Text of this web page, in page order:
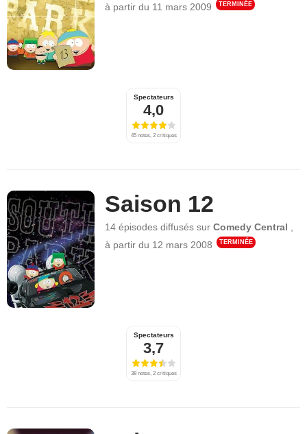
à partir du 11 mars 2009 TERMINÉE
Spectateurs
4,0
45 notes, 2 critiques
Saison 12
14 épisodes diffusés surComedy Central
à partir du 12 mars 2008 TERMINÉE
Spectateurs
3,7
38 notes, 2 critiques